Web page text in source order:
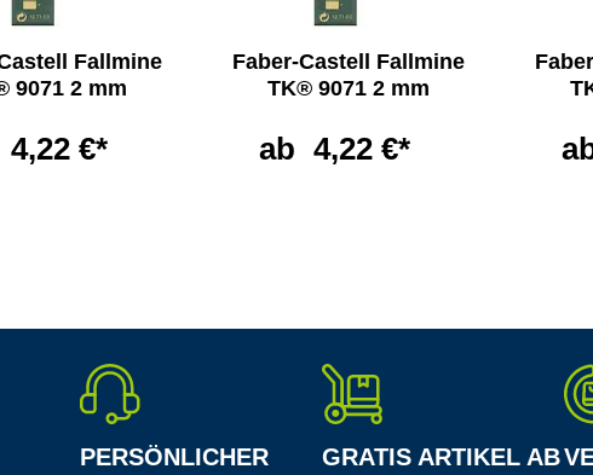
Fallmine
9071 2 mm
4,22 €*
Faber-Castell Fallmine
TK® 9071 2 mm
ab 4,22 €*
PERSÖNLICHER
GRATIS ARTIKEL AB